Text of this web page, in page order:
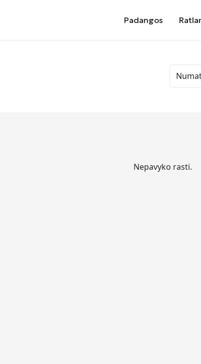
Padangos
Nepavyko rasti.